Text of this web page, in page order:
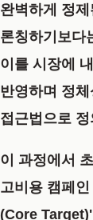
완벽하게 정
론칭하기보다
이를 시장에
반영하며 정
접근법으로
이 과정에서
고비용 캠페
(Core